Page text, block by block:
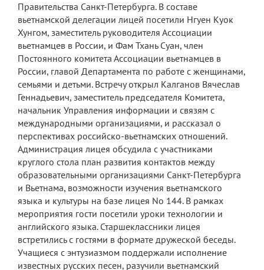
Правительства Санкт-Петербурга. В составе
вьетнамской делегации лицей посетили Нгуен Куок
Хунгом, заместитель руководителя Ассоциации
вьетнамцев в России, и Фам Тхань Суан, член
Постоянного комитета Ассоциации вьетнамцев в
России, главой Департамента по работе с женщинами,
семьями и детьми. Встречу открыл Калганов Вячеслав
Геннадьевич, заместитель председателя Комитета,
начальник Управления информации и связям с
международными организациями, и рассказал о
перспективах российско-вьетнамских отношений.
Администрация лицея обсудила с участниками
круглого стола план развития контактов между
образовательными организациями Санкт-Петербурга
и Вьетнама, возможности изучения вьетнамского
языка и культуры на базе лицея No 144. В рамках
мероприятия гости посетили уроки технологии и
английского языка. Старшеклассники лицея
встретились с гостями в формате дружеской беседы.
Учащиеся с энтузиазмом поддержали исполнение
известных русских песен, разучили вьетнамский